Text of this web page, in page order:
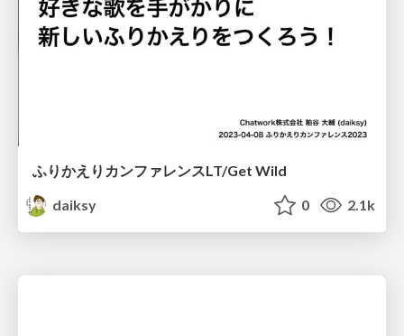
ふりかえりカンファレンスLT/Get Wild
daiksy
0 2.1k